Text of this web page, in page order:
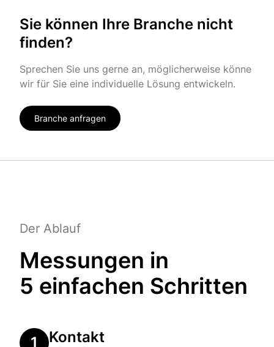
Sie können Ihre Branche nicht
finden?
Sprechen Sie uns gerne an, möglicherweise könne
wir für Sie eine individuelle Lösung entwickeln.
Branche anfragen
Der Ablauf
Messungen in
5 einfachen Schritten
1 Kontakt